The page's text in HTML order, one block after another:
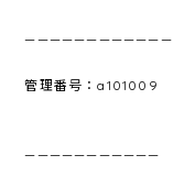
————————————
管理番号：a101009
———————————